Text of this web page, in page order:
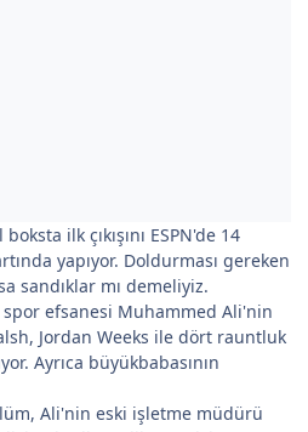
ilk çıkışını ESPN'de 14
yapıyor. Doldurması gereken
sandıklar mı demeliyiz.
efsanesi Muhammed Ali'nin
Jordan Weeks ile dört rauntluk
Ayrıca büyükbabasının
Ali'nin eski işletme müdürü